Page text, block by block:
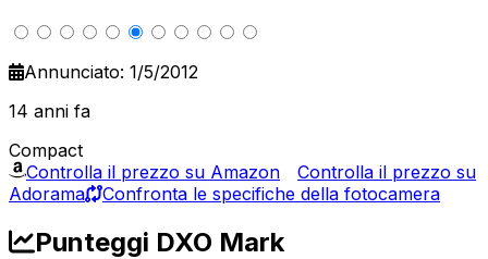
Annunciato: 1/5/2012
14 anni fa
Compact
Controlla il prezzo su Amazon
Controlla il prezzo su
Adorama
Confronta le specifiche della fotocamera
Punteggi DXO Mark